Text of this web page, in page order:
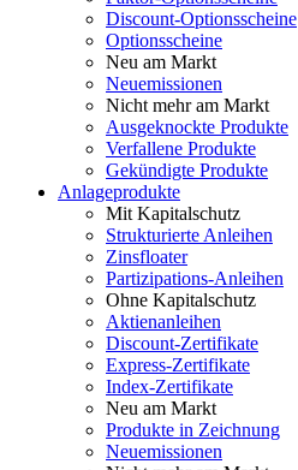
Discount-Optionsscheine
Optionsscheine
Neu am Markt
Neuemissionen
Nicht mehr am Markt
Ausgeknockte Produkte
Verfallene Produkte
Gekündigte Produkte
Anlageprodukte
Mit Kapitalschutz
Strukturierte Anleihen
Zinsfloater
Partizipations-Anleihen
Ohne Kapitalschutz
Aktienanleihen
Discount-Zertifikate
Express-Zertifikate
Index-Zertifikate
Neu am Markt
Produkte in Zeichnung
Neuemissionen